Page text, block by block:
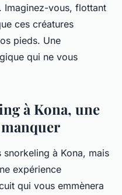
Imaginez-vous, flottant
ces créatures
pieds. Une
qui ne vous
à Kona, une
à Kona, mais
expérience
qui vous emmènera